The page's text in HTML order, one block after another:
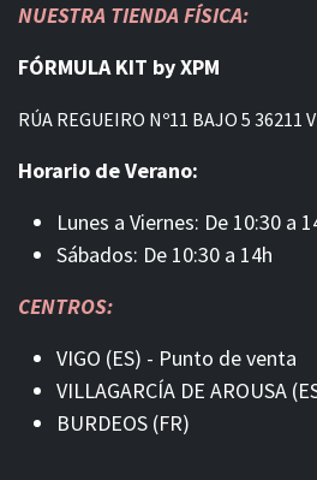
NUESTRA TIENDA FÍSICA:
FÓRMULA KIT by XPM
RÚA REGUEIRO Nº11 BAJO 5 36211
Horario de Verano:
Lunes a Viernes: De 10:30 a
Sábados: De 10:30 a 14h
CENTROS:
VIGO (ES) - Punto de venta
VILLAGARCÍA DE AROUSA
BURDEOS (FR)